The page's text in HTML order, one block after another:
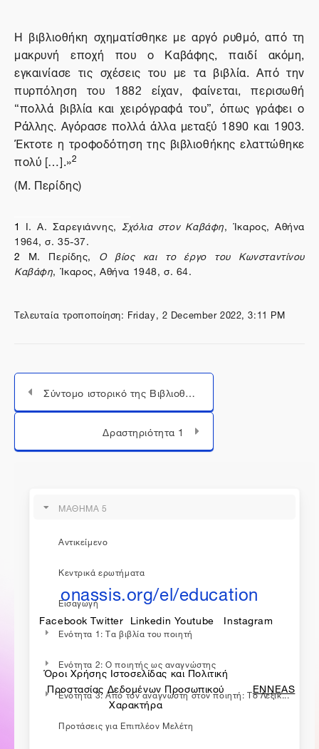
Η βιβλιοθήκη σχηματίσθηκε με αργό ρυθμό, από τη
μακρυνή εποχή που ο Καβάφης, παιδί ακόμη,
εγκαινίασε τις σχέσεις του με τα βιβλία. Από την
πυρπόληση του 1882 είχαν, φαίνεται, περισωθή
“πολλά βιβλία και χειρόγραφά του”, όπως γράφει ο
Ράλλης. Αγόρασε πολλά άλλα μεταξύ 1890 και 1903.
Έκτοτε η τροφοδότηση της βιβλιοθήκης ελαττώθηκε
πολύ […].»2
(Μ. Περίδης)
1 Ι. Α. Σαρεγιάννης,Σχόλια στον Καβάφη, Ίκαρος, Αθήνα
1964, σ. 35-37.
2 Μ. Περίδης, Ο βίος και το έργο του Κωνσταντίνου
Καβάφη, Ίκαρος, Αθήνα 1948, σ. 64.
Τελευταία τροποποίηση: Friday, 2 December 2022, 3:11 PM
Σύντομο ιστορικό της Βιβλιοθήκης Κ. Π. Καβάφη
Μεταπήδηση σε...
Δραστηριότητα 1
ΜΑΘΗΜΑ 5
Αντικείμενο
Κεντρικά ερωτήματα
Εισαγωγή
Ενότητα 1: Τα βιβλία του ποιητή
Ενότητα 2: Ο ποιητής ως αναγνώστης
Ενότητα 3: Από τον αναγνώστη στον ποιητή: Το Λεξικ...
Προτάσεις για Επιπλέον Μελέτη
η εκπαίδευση συνεχίζεται...
onassis.org/el/education
Facebook Twitter Linkedin Youtube Instagram
Όροι Χρήσης Ιστοσελίδας και Πολιτική
Προστασίας Δεδομένων Προσωπικού
Χαρακτήρα
ENNEAS